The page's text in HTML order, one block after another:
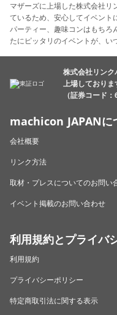
マザーズに上場した株式会社リ
ているため、安心してイベント
パーティー、趣味コンはもちろ
たにピッタリのイベントが、い
株式会社リン
上場しておりま
（証券コード：
machicon JAPANに
会社概要
リンク方法
取材・プレスについてのお問い
イベント掲載のお問い合わせ
利用規約とプライバ
利用規約
プライバシーポリシー
特定商取引法に関する表示